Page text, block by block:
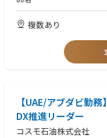
語の両方を活かして活躍で
・AI、データ、エネルギー
ンフラの変革に挑戦できます
トラブル発生時における原
※220kV以上の超高圧案件に
要件となります。
【歓迎要件（Want）】
複数あり
【UAE/アブダビ勤
DX推進リーダー
コスモ石油株式会社